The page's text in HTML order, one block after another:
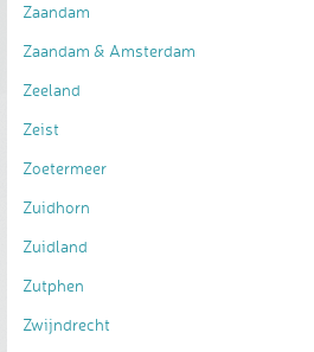
Zaandam
Zaandam & Amsterdam
Zeeland
Zeist
Zoetermeer
Zuidhorn
Zuidland
Zutphen
Zwijndrecht